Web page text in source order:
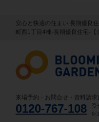
安心と快適の住まい 長期優良
町西1丁目4棟-長期優良住宅-
来場予約・お問合せ・資料請求
0120-767-108
受